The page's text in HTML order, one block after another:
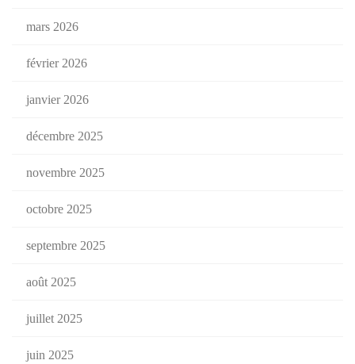
mars 2026
février 2026
janvier 2026
décembre 2025
novembre 2025
octobre 2025
septembre 2025
août 2025
juillet 2025
juin 2025